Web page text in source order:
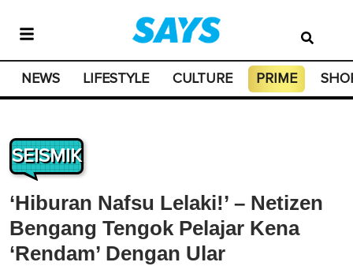
NEWS LIFESTYLE CULTURE PRIME
SEISMIK
‘Hiburan Nafsu Lelaki!’ – Netizen
Bengang Tengok Pelajar Kena
‘Rendam’ Dengan Ular